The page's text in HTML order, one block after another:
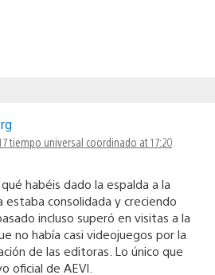
tiempo universal coordinado at 17:20
habéis dado la espalda a la
estaba consolidada y creciendo
incluso superó en visitas a la
no había casi videojuegos por la
de las editoras. Lo único que
oficial de AEVI.